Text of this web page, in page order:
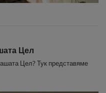
Цел
Цел? Тук представяме